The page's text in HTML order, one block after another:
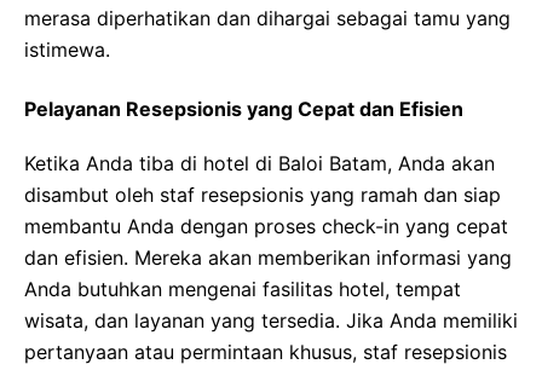
merasa diperhatikan dan dihargai sebagai tamu yang
istimewa.
Pelayanan Resepsionis yang Cepat dan Efisien
Ketika Anda tiba di hotel di Baloi Batam, Anda akan
disambut oleh staf resepsionis yang ramah dan siap
membantu Anda dengan proses check-in yang cepat
dan efisien. Mereka akan memberikan informasi yang
Anda butuhkan mengenai fasilitas hotel, tempat
wisata, dan layanan yang tersedia. Jika Anda memiliki
pertanyaan atau permintaan khusus, staf resepsionis